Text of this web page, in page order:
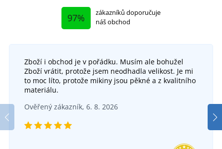
97%
zákazníků doporučuje
náš obchod
Zboží i obchod je v pořádku. Musím ale bohužel
Zboží vrátit, protože jsem neodhadla velikost. Je mi
to moc líto, protože mikiny jsou pěkné a z kvalitního
materiálu.
Ověřený zákazník, 6. 8. 2026